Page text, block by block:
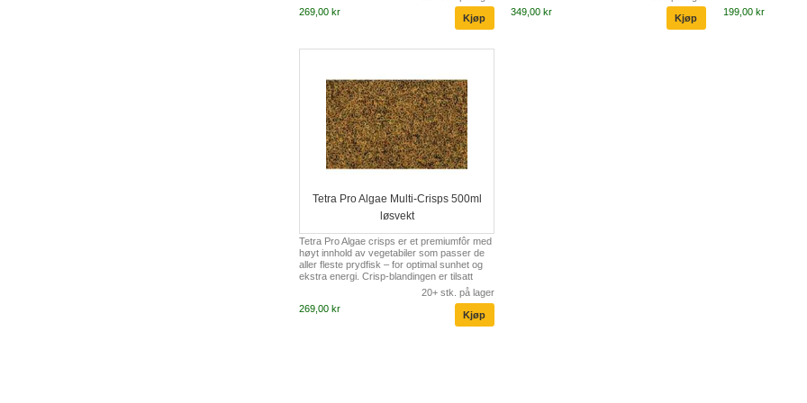
muskulatur. Gir ekstra energi og vekst.
269,00 kr
349,00 kr
199,00 kr
Tetra Pro Algae Multi-Crisps 500ml
løsvekt
Tetra Pro Algae crisps er et premiumfôr med
høyt innhold av vegetabiler som passer de
aller fleste prydfisk – for optimal sunhet og
ekstra energi. Crisp-blandingen er tilsatt
bl.a.verdifulle Omega-3 fettsyrer, som gir
ekstra energi. Naturlig protein fremmer en
kraftig muskulatur. Gir ekstra energi og
20+ stk. på lager
269,00 kr